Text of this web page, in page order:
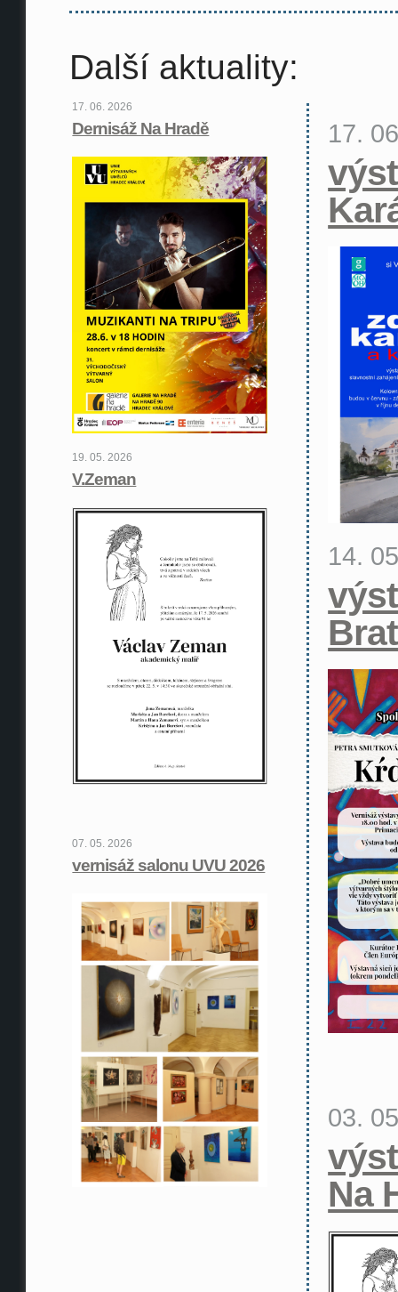
Další aktuality:
17. 06. 2026
Dernisáž Na Hradě
19. 05. 2026
V.Zeman
07. 05. 2026
vernisáž salonu UVU 2026
17.
14.
03.
Na